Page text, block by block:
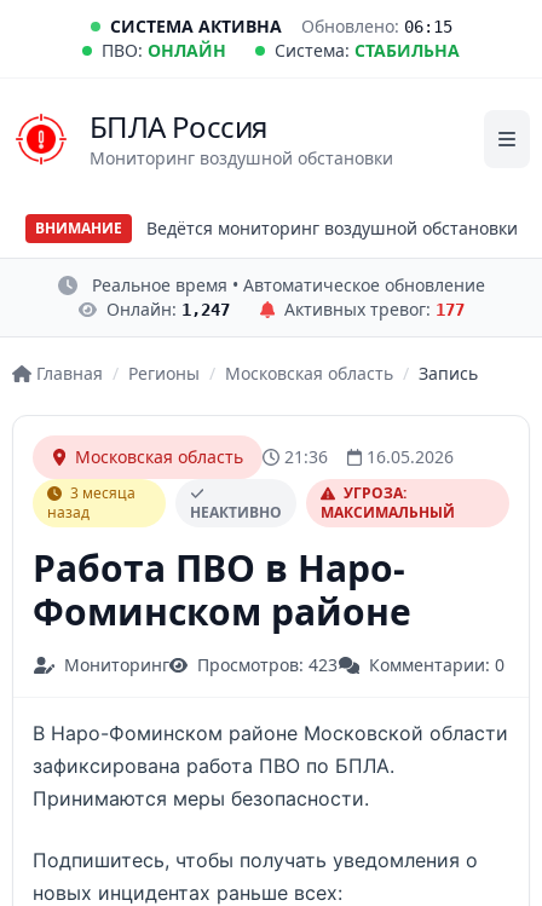
СИСТЕМА АКТИВНА Обновлено: 06:15
ПВО: ОНЛАЙН Система: СТАБИЛЬНА
БПЛА Россия
Мониторинг воздушной обстановки
ВНИМАНИЕ Ведётся мониторинг воздушной обстановки
Реальное время • Автоматическое обновление
Онлайн: 1,247 Активных тревог: 177
Главная / Регионы / Московская область / Запись
Московская область 21:36 16.05.2026
3 месяца
назад
НЕАКТИВНО
УГРОЗА:
МАКСИМАЛЬНЫЙ
Работа ПВО в Наро-
Фоминском районе
Мониторинг Просмотров: 423 Комментарии: 0
В Наро-Фоминском районе Московской области
зафиксирована работа ПВО по БПЛА.
Принимаются меры безопасности.
Подпишитесь, чтобы получать уведомления о
новых инцидентах раньше всех: